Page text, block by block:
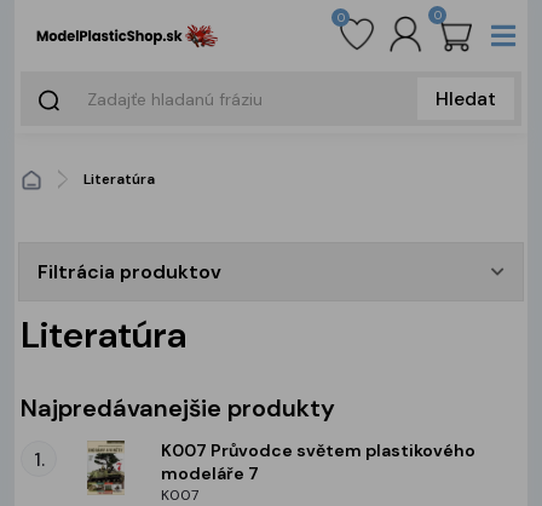
Hledat
0 0
Literatúra
Filtrácia produktov
Literatúra
Najpredávanejšie produkty
1.
K007 Průvodce světem plastikového
modeláře 7
K007